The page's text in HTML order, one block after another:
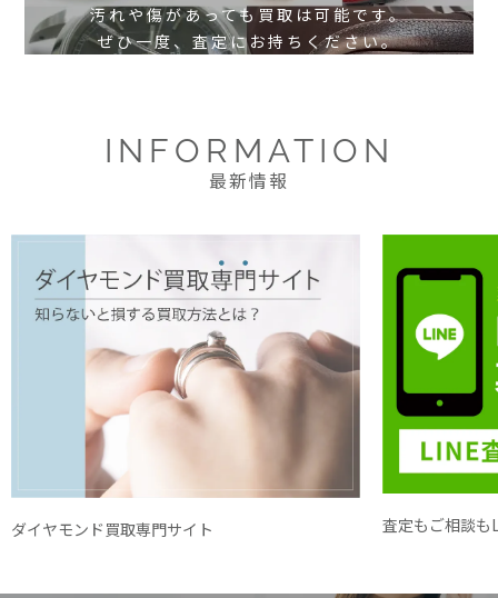
汚れや傷があっても買取は可能です。
ぜひ一度、査定にお持ちください。
INFORMATION
最新情報
ダイヤモンド買取専門サイト 査定もご相談も